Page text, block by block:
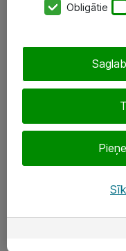
SIA „ATEA”
+(371) 67 81 90 50
eShop@atea.lv
Sekojiet mums
Obligātie